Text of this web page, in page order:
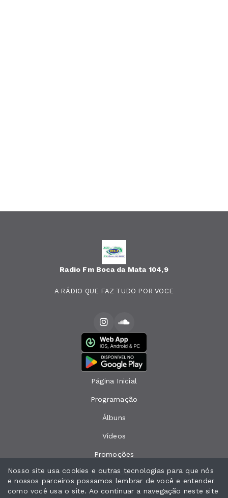
Radio Fm Boca da Mata 104,9
A RÁDIO QUE FAZ TUDO POR VOCE
Página Inicial
Programação
Álbuns
Vídeos
Promoções
Eventos
Recados
Nosso site usa cookies e outras tecnologias para que nós
e nossos parceiros possamos lembrar de você e entender
como você usa o site. Ao continuar a navegação neste site